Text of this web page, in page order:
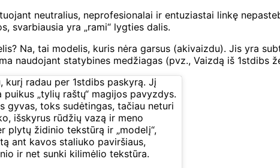
neutralius, neprofesionalai ir entuziastai linkę
svarbiausia yra „rami“ lygties dalis.
Na, tai modelis, kuris nėra garsus (akivaizdu). Jis yra
naudojant statybines medžiagas (pvz., Vaizdą iš 1stdibs
kurį radau per 1stdibs paskyrą. Jį
„tylių raštų“ magijos pavyzdys.
gyvas, toks sudėtingas, tačiau neturi
išskyrus rūdžių vazą ir meno
plytų židinio tekstūrą ir „modelį“,
ant kavos staliuko paviršiaus,
ir net sunki kilimėlio tekstūra.